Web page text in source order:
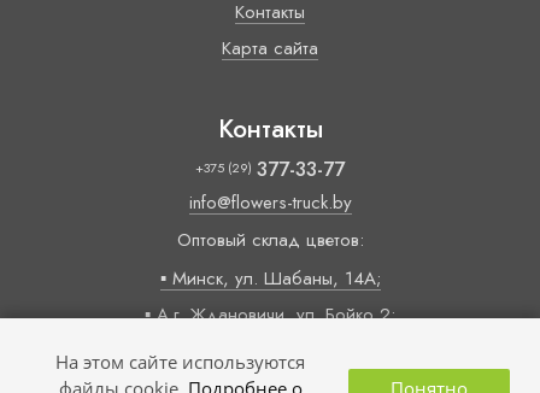
Контакты
Карта сайта
Контакты
+375 (29) 377-33-77
info@flowers-truck.by
Оптовый склад цветов:
▪ Минск, ул. Шабаны, 14А;
▪ А.г. Ждановичи, ул. Бойко 2;
09:00 — 18:00 (пн-пт)
На этом сайте используются
файлы cookie. Подробнее о Понятно